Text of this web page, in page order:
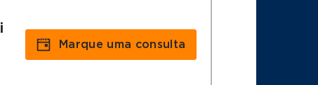
Marque uma consulta